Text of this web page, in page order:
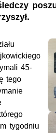
45-
tego
tygodniu